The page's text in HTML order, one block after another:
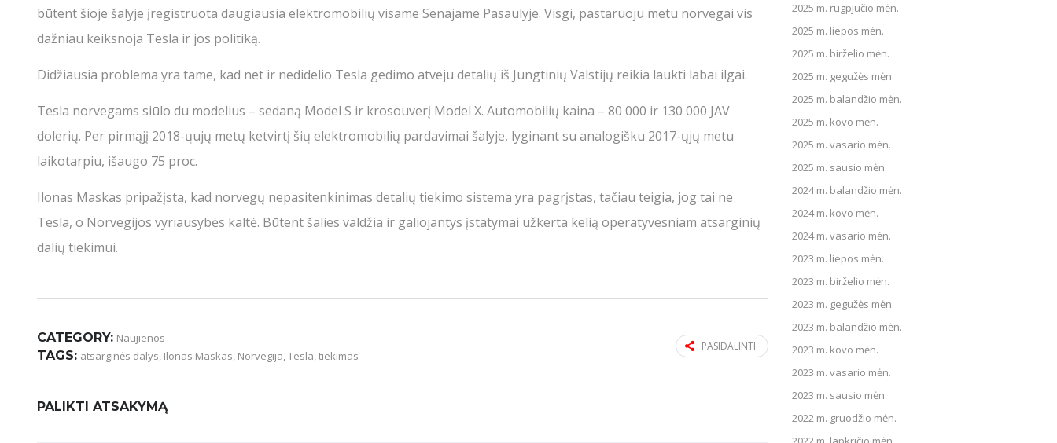
būtent šioje šalyje įregistruota daugiausia elektromobilių visame Senajame Pasaulyje. Visgi, pastaruoju metu norvegai vis
dažniau keiksnoja Tesla ir jos politiką.
Didžiausia problema yra tame, kad net ir nedidelio Tesla gedimo atveju detalių iš Jungtinių Valstijų reikia laukti labai ilgai.
Tesla norvegams siūlo du modelius – sedaną Model S ir krosouverį Model X. Automobilių kaina – 80 000 ir 130 000 JAV
dolerių. Per pirmąjį 2018-ųujų metų ketvirtį šių elektromobilių pardavimai šalyje, lyginant su analogišku 2017-ųjų metu
laikotarpiu, išaugo 75 proc.
Ilonas Maskas pripažįsta, kad norvegų nepasitenkinimas detalių tiekimo sistema yra pagrįstas, tačiau teigia, jog tai ne
Tesla, o Norvegijos vyriausybės kaltė. Būtent šalies valdžia ir galiojantys įstatymai užkerta kelią operatyvesniam atsarginių
dalių tiekimui.
CATEGORY: Naujienos
TAGS: atsarginės dalys, Ilonas Maskas, Norvegija,Tesla,tiekimas
PASIDALINTI
PALIKTI ATSAKYMĄ
2025 m. rugpjūčio mėn.
2025 m. liepos mėn.
2025 m. birželio mėn.
2025 m. gegužės mėn.
2025 m. balandžio mėn.
2025 m. kovo mėn.
2025 m. vasario mėn.
2025 m. sausio mėn.
2024 m. balandžio mėn.
2024 m. kovo mėn.
2024 m. vasario mėn.
2023 m. liepos mėn.
2023 m. birželio mėn.
2023 m. gegužės mėn.
2023 m. balandžio mėn.
2023 m. kovo mėn.
2023 m. vasario mėn.
2023 m. sausio mėn.
2022 m. gruodžio mėn.